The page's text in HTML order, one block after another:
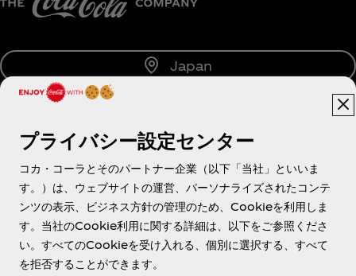
Japan
About us
Need help?
プライバシー設定センター
コカ・コーラとそのパートナー企業（以下「当社」といいま
す。）は、ウェブサイトの運営、パーソナライズされたコンテ
ンツの表示、ビジネス方針の管理のため、Cookieを利用しま
す。当社のCookie利用に関する詳細は、以下をご参照くださ
い。すべてのCookieを受け入れる、個別に選択する、すべて
を拒否することができます。